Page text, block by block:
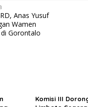
Anas Yusuf
Wamen
Gorontalo
Komisi III